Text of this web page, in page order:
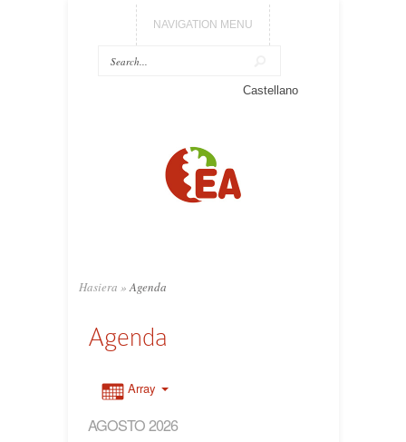
NAVIGATION MENU
Castellano
Hasiera » Agenda
Agenda
Array
AGOSTO 2026